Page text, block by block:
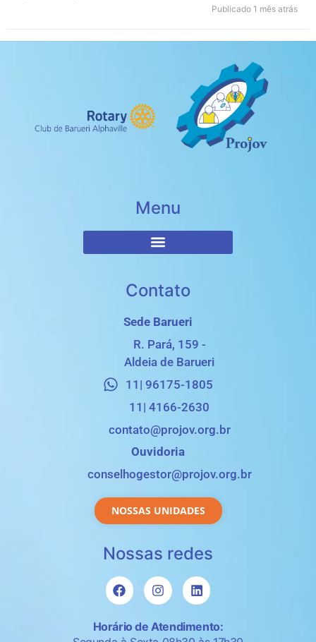
Publicado 1 mês atrás
Menu
Contato
Sede Barueri
R. Pará, 159 -
Aldeia de Barueri
11| 96175-1805
11| 4166-2630
contato@projov.org.br
Ouvidoria
conselhogestor@projov.org.br
NOSSAS UNIDADES
Nossas redes
Horário de Atendimento: